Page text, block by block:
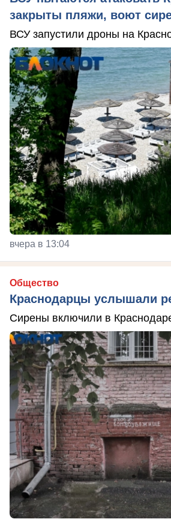
закрыты пляжи, воют
ВСУ запустили дроны на
вчера в 13:04
Общество
Краснодарцы услышали
Сирены включили в